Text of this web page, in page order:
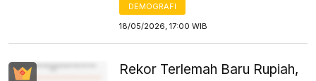
DEMOGRAFI
18/05/2026, 17:00 WIB
Rekor Terlemah Baru Rupiah,